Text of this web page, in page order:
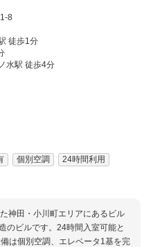
8
徒歩1分
水駅 徒歩4分
個別空調
24時間利用
神田・小川町エリアにあるビル
のビルです。24時間入室可能と
は個別空調、エレベータ1基を完